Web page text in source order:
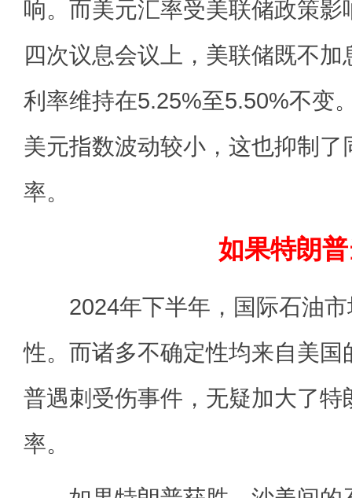
响。而美元汇率受美联储政策
四次议息会议上，美联储既不
利率维持在5.25%至5.50%不变
美元指数波动较小，这也抑制
率。
如果特朗
2024年下半年，国际石油市
性。而诸多不确定性均来自美国
普遇刺受伤事件，无疑加大了特
率。